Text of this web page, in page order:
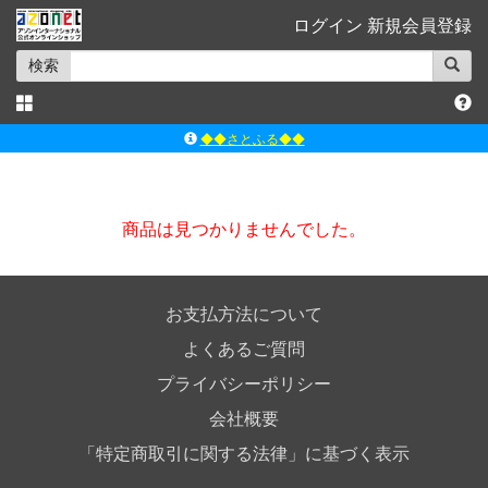
ログイン 新規会員登録
検索
◆◆さとふる◆◆
ｱｿﾞﾝｵﾝﾗｲﾝｼｮｯﾌﾟX
商品は見つかりませんでした。
お支払方法について
よくあるご質問
プライバシーポリシー
会社概要
「特定商取引に関する法律」に基づく表示